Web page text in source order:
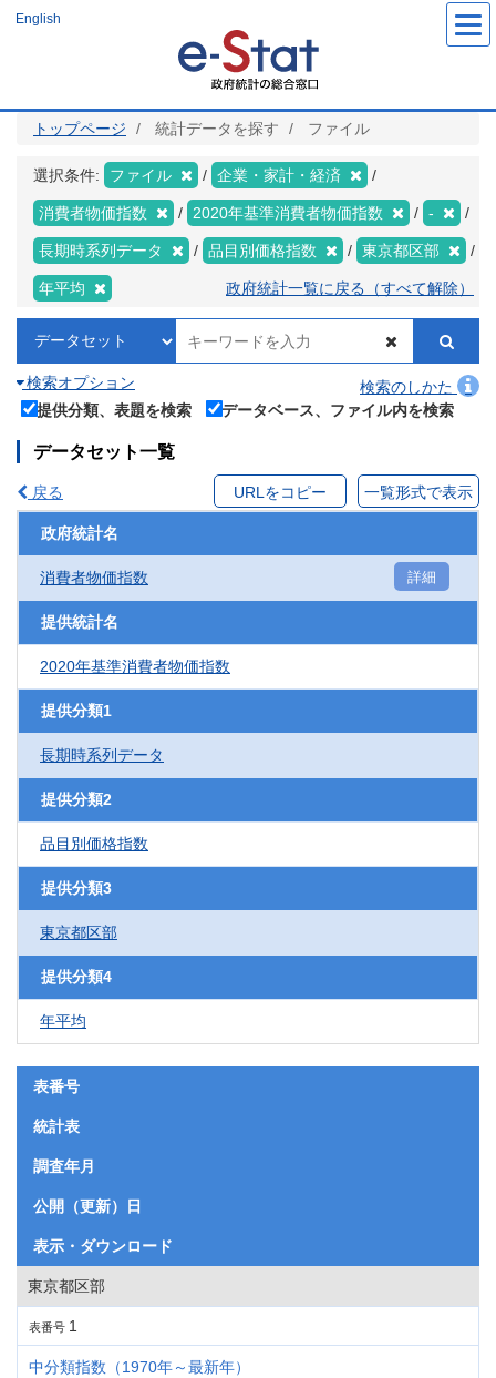
ツ
English
トップページ 統計データを探す ファイル
選択条件: ファイル 企業・家計・経済
消費者物価指数 2020年基準消費者物価指数 -
長期時系列データ 品目別価格指数 東京都区部
年平均 政府統計一覧に戻る（すべて解除）
検索オプション
検索のしかた
提供分類、表題を検索
データベース、ファイル内を検索
データセット一覧
戻る URLをコピー 一覧形式で表示
政府統計名
消費者物価指数 詳細
提供統計名
2020年基準消費者物価指数
提供分類1
長期時系列データ
提供分類2
品目別価格指数
提供分類3
東京都区部
提供分類4
年平均
表番号
統計表
調査年月
公開（更新）日
表示・ダウンロード
東京都区部
表番号 1
中分類指数（1970年～最新年）